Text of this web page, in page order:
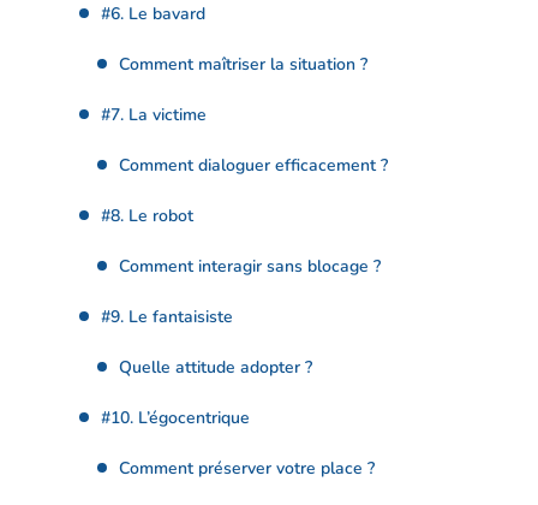
#6. Le bavard
Comment maîtriser la situation ?
#7. La victime
Comment dialoguer efficacement ?
#8. Le robot
Comment interagir sans blocage ?
#9. Le fantaisiste
Quelle attitude adopter ?
#10. L’égocentrique
Comment préserver votre place ?